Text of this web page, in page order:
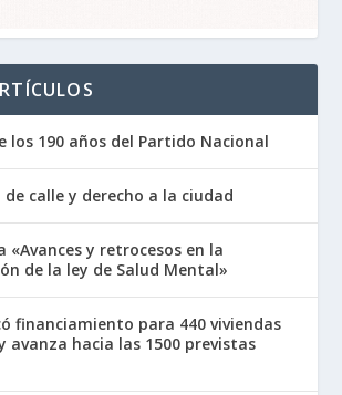
los 190 años del Partido Nacional
de calle y derecho a la ciudad
«Avances y retrocesos en la
de la ley de Salud Mental»
financiamiento para 440 viviendas
avanza hacia las 1500 previstas